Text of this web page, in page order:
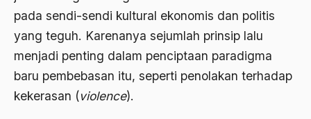
pada sendi-sendi kultural ekonomis dan politis
yang teguh. Karenanya sejumlah prinsip lalu
menjadi penting dalam penciptaan paradigma
baru pembebasan itu, seperti penolakan terhadap
kekerasan (violence).
asrul sani
Aswad Mahasin
ASWAJA